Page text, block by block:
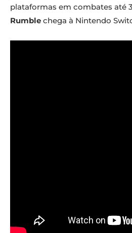
plataformas em combates até
Rumble chega à Nintendo